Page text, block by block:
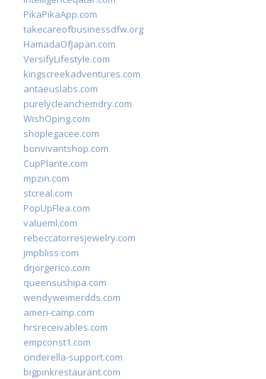
PikaPikaApp.com
takecareofbusinessdfw.org
HamadaOfJapan.com
VersifyLifestyle.com
kingscreekadventures.com
antaeuslabs.com
purelycleanchemdry.com
WishOping.com
shoplegacee.com
bonvivantshop.com
CupPlante.com
mpzin.com
stcreal.com
PopUpFlea.com
valueml.com
rebeccatorresjewelry.com
jmpbliss.com
drjorgerico.com
queensushipa.com
wendyweimerdds.com
ameri-camp.com
hrsreceivables.com
empconst1.com
cinderella-support.com
bigpinkrestaurant.com